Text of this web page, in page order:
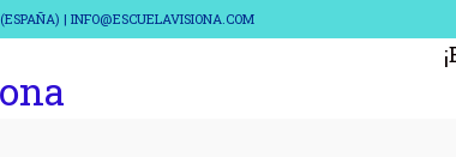
| INFO@ESCUELAVISIONA.COM